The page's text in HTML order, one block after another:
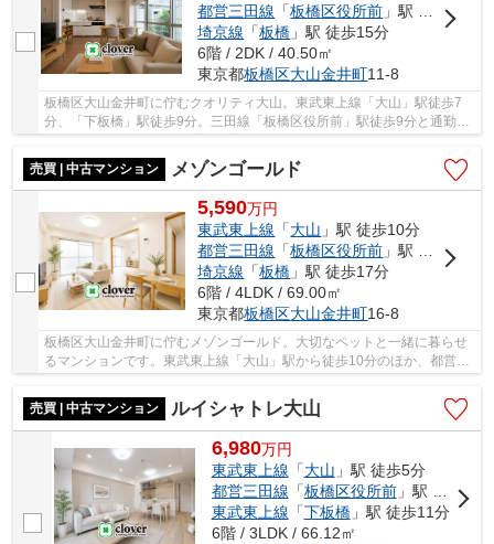
都営三田線 「板橋区役所前 」駅 徒歩9分
埼京線 「板橋 」駅 徒歩15分
6階 / 2DK / 40.50㎡
東京都板橋区大山金井町11-8
板橋区大山金井町に佇むクオリティ大山。東武東上線「大山」駅徒歩7
分、「下板橋」駅徒歩9分。三田線「板橋区役所前」駅徒歩9分と通勤・
通学のしやすい利便性に富んだ立地です。大山駅...
売買 | 中古マンション
メゾンゴールド
5,590万円
東武東上線 「大山 」駅 徒歩10分
都営三田線 「板橋区役所前 」駅 徒歩12分
埼京線 「板橋 」駅 徒歩17分
6階 / 4LDK / 69.00㎡
東京都板橋区大山金井町16-8
板橋区大山金井町に佇むメゾンゴールド。大切なペットと一緒に暮らせ
るマンションです。東武東上線「大山」駅から徒歩10分のほか、都営三
売買 | 中古マンション
ルイシャトレ大山
6,980万円
東武東上線 「大山 」駅 徒歩5分
都営三田線 「板橋区役所前」駅 徒歩9分
東武東上線 「下板橋」駅 徒歩11分
6階 / 3LDK / 66.12㎡